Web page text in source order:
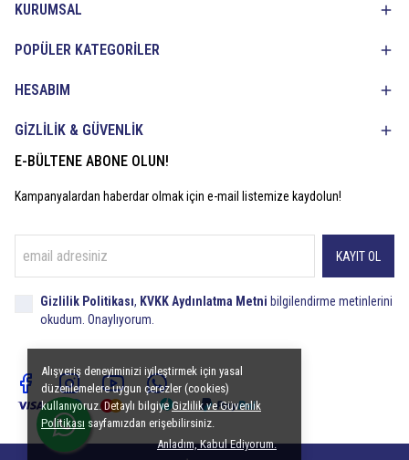
Alışveriş deneyiminizi iyileştirmek için yasal
düzenlemelere uygun çerezler (cookies)
kullanıyoruz. Detaylı bilgiyeGizlilik ve Güvenlik
Politikası sayfamızdan erişebilirsiniz.
Anladım, Kabul Ediyorum.
KURUMSAL
POPÜLER KATEGORİLER
HESABIM
GİZLİLİK & GÜVENLİK
E-BÜLTENE ABONE OLUN!
Kampanyalardan haberdar olmak için e-mail listemize kaydolun!
KAYIT OL
Gizlilik Politikası, KVKK Aydınlatma Metni bilgilendirme metinlerini
okudum. Onaylıyorum.